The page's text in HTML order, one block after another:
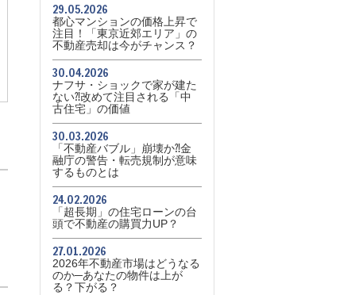
29.05.2026
都心マンションの価格上昇で
注目！「東京近郊エリア」の
不動産売却は今がチャンス？
30.04.2026
ナフサ・ショックで家が建た
ない⁈改めて注目される「中
古住宅」の価値
30.03.2026
「不動産バブル」崩壊か⁈金
融庁の警告・転売規制が意味
するものとは
24.02.2026
「超長期」の住宅ローンの台
頭で不動産の購買力UP？
27.01.2026
2026年不動産市場はどうなる
のか─あなたの物件は上が
る？下がる？